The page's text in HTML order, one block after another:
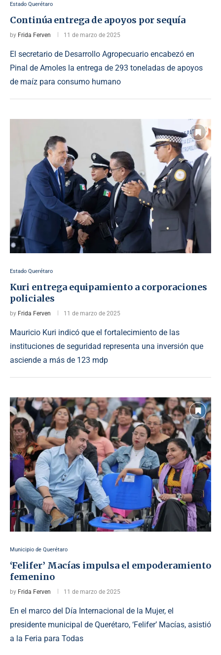
Estado Querétaro
Continúa entrega de apoyos por sequía
by Frida Ferven 11 de marzo de 2025
El secretario de Desarrollo Agropecuario encabezó en
Pinal de Amoles la entrega de 293 toneladas de apoyos
de maíz para consumo humano
Estado Querétaro
Kuri entrega equipamiento a corporaciones
policiales
by Frida Ferven 11 de marzo de 2025
Mauricio Kuri indicó que el fortalecimiento de las
instituciones de seguridad representa una inversión que
asciende a más de 123 mdp
Municipio de Querétaro
‘Felifer’ Macías impulsa el empoderamiento
femenino
by Frida Ferven 11 de marzo de 2025
En el marco del Día Internacional de la Mujer, el
presidente municipal de Querétaro, ‘Felifer’ Macías, asistió
a la Feria para Todas